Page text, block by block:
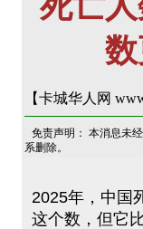
【卡城华人网
免责声明： 本消息未
系删除。
2025年，中国
这个数，但它